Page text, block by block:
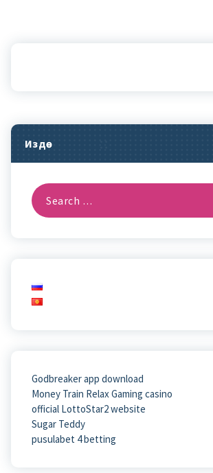
Издөө
Search
for:
Godbreaker app download
Money Train Relax Gaming casino
official LottoStar2 website
Sugar Teddy
pusulabet 4 betting